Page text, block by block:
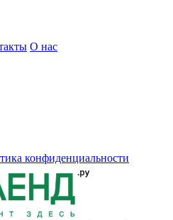
О нас
конфиденциальности